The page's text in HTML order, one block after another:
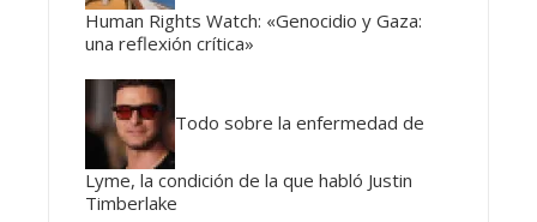
Human Rights Watch: «Genocidio y Gaza:
una reflexión crítica»
Todo sobre la enfermedad de
Lyme, la condición de la que habló Justin
Timberlake